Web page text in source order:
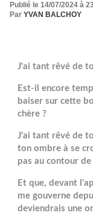
Publié le 14/07/2024 à
Par YVAN BALCHOY
J'ai tant rêvé de
Est-il encore
baiser sur cette
chère ?
J'ai tant rêvé de
ton ombre à se
pas au contour
Et que, devant
me gouverne
deviendrais une